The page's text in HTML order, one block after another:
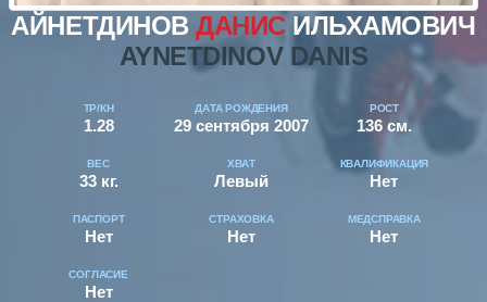
АЙНЕТДИНОВДАНИСИЛЬХАМОВИЧ
AYNETDINOV DANIS
ТР/КН
1.28
ДАТА РОЖДЕНИЯ
29 сентября 2007
РОСТ
136 см.
ВЕС
33 кг.
ХВАТ
Левый
КВАЛИФИКАЦИЯ
Нет
ПАСПОРТ
Нет
СТРАХОВКА
Нет
МЕДСПРАВКА
Нет
СОГЛАСИЕ
Нет